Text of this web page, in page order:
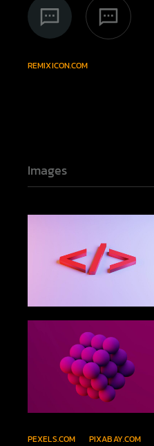
REMIXICON.COM
Images
PEXELS.COM PIXABAY.COM